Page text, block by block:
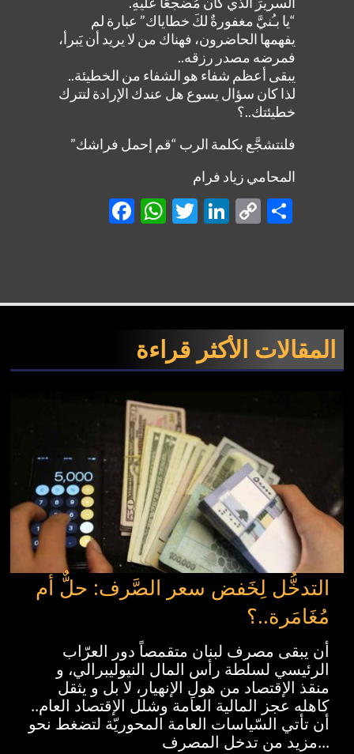
“يا بـُنيَّ مغفورةٌ لكَ خطاياك” عبارة لم
يفهمها الحاضرون، فهناك من لا يريد أن يَبرأ،
فمرضه مصدر رزقه..
يبقى أعظم شفاء هو الشفاء من الخطيئة..
لذا كان سؤال يسوع هل عندك الإرادة لتترك
خطيئتك..؟
فلنتشجَّع بكلمة الرب “قم إحمل فراشك”
المحامي زياد فرام
Facebook
WhatsApp
Twitter
LinkedIn
Copy
المقالات الأكثر قراءة
التدخُّل لِخَفض سعر الصَّرف: حلٌّ أم
مُغَامَرة..؟
أن يبقى مصرف لبنان متقمصاً دور العرّاب
الرئيسي لسلطة رأس المال النيوليبرالي، و
منقذ الإقتصاد من هولِ الإنهيار، لا بل و يثقل
كاهله عجز المالية العامة وشلل الإقتصاد العام..
أن تأتي السّياسات العامة المحوريّة لتضغط نحو
مزيد من تدخل المصرف...